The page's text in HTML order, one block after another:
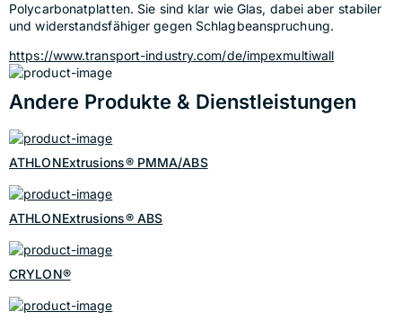
Polycarbonatplatten. Sie sind klar wie Glas, dabei aber stabiler
und widerstandsfähiger gegen Schlagbeanspruchung.
https://www.transport-industry.com/de/impexmultiwall
Andere Produkte & Dienstleistungen
ATHLONExtrusions® PMMA/ABS
ATHLONExtrusions® ABS
CRYLON®